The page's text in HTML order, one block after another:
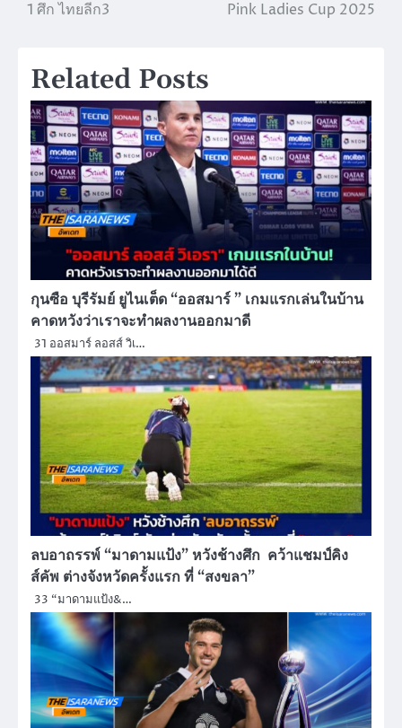
1 ศึก ไทยลีก3
Pink Ladies Cup 2025
Related Posts
กุนซือ บุรีรัมย์ ยูไนเต็ด “ออสมาร์ ” เกมแรกเล่นในบ้าน
คาดหวังว่าเราจะทำผลงานออกมาดี
31 ออสมาร์ ลอสส์ วิเ…
ลบอาถรรพ์ “มาดามแป้ง” หวังช้างศึก คว้าแชมป์คิง
ส์คัพ ต่างจังหวัดครั้งแรก ที่ “สงขลา”
33 “มาดามแป้ง&…